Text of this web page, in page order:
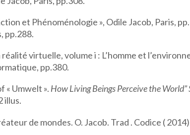
et Phénoménologie », Odile Jacob, Paris,
pp.288.
virtuelle, volume i : L’homme et
pp.380.
« Umwelt ». How Living Beings Perceive the
illus.
de mondes. O. Jacob. Trad . Codice (